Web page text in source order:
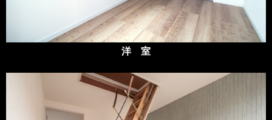
洋 室